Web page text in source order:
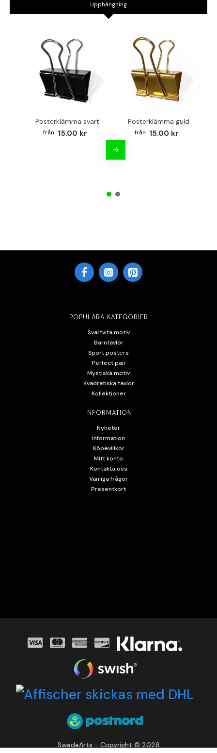
Upphängning
Posterklämma svart
15.00 kr
Posterklämma guld
15.00 kr
POPULÄRA KATEGORIER
Svartvita motiv
Barntavlor
Sport posters
Perfect pair
Mystiska motiv
Kvadratiska tavlor
Kollektioner
INFORMATION
Nyheter
Information
Köpevillkor
Mitt konto
Kontakta oss
Vanliga frågor
Presentkort
SwedeArts - Copyright © 2026